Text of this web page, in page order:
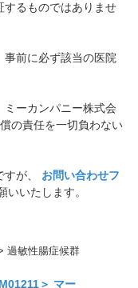
するものではありませ
前に必ず該当の医院
ミーカンパニー株式会
の責任を一切負わない
が、 お問い合わせフ
いたします。
過敏性腸症候群